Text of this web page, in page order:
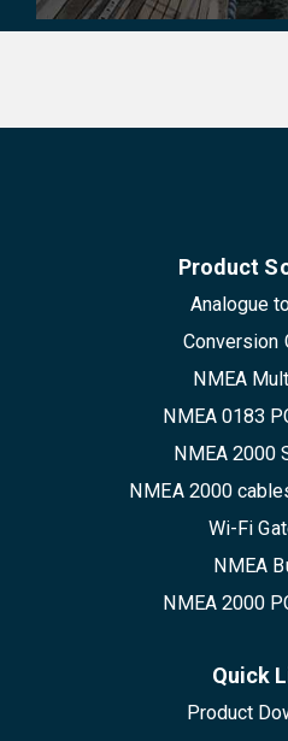
Product
Analogue
Conversion
NMEA
NMEA 0183
NMEA 2000
NMEA 2000
Wi-Fi
NMEA
NMEA 2000
Quick
Product